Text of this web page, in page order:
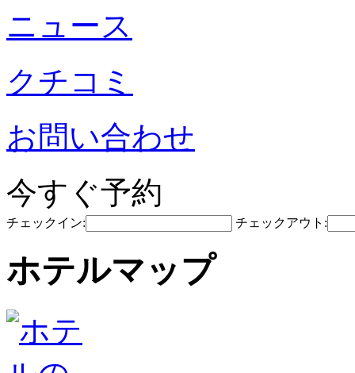
ニュース
クチコミ
お問い合わせ
今すぐ予約
チェックイン: チェックアウト:
ホテルマップ